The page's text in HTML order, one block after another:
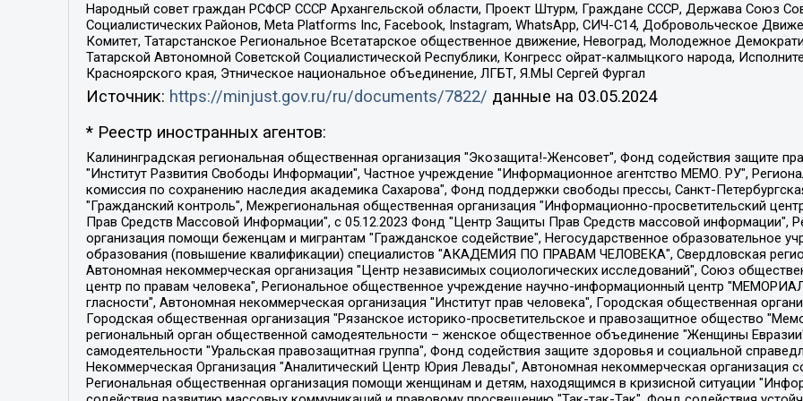
Народный совет граждан РСФСР СССР Архангельской области, Проект Штурм, Граждане СССР, Держава Союз
Социалистических Районов, Meta Platforms Inc, Facebook, Instagram, WhatsApp, СИЧ-С14, Добровольческое
Комитет, Татарстанское Региональное Всетатарское общественное движение, Невоград, Молодежное
Татарской Автономной Советской Социалистической Республики, Конгресс ойрат-калмыцкого народа,
Красноярского края, Этническое национальное объединение, ЛГБТ, Я.МЫ Сергей Фургал
Источник: https://minjust.gov.ru/ru/documents/7822/ данные на 03.05.2024
* Реестр иностранных агентов:
Калининградская региональная общественная организация "Экозащита!-Женсовет", Фонд содействия защите прав и свобод граждан "Общественный вердикт", Фонд "Институт Развития Свободы Информации", Частное учреждение "Информационное агентство МЕМО. РУ", Региональная общественная организация "Общественная комиссия по сохранению наследия академика Сахарова", Фонд поддержки свободы прессы, Санкт-Петербургская общественная правозащитная организация "Гражданский контроль", Межрегиональная общественная организация "Информационно-просветительский центр "Мемориал", Региональный Фонд "Центр Защиты Прав Средств Массовой Информации", с 05.12.2023 Фонд "Центр Защиты Прав Средств массовой информации", Региональная общественная благотворительная организация помощи беженцам и мигрантам "Гражданское содействие", Негосударственное образовательное учреждение дополнительного профессионального образования (повышение квалификации) специалистов "АКАДЕМИЯ ПО ПРАВАМ ЧЕЛОВЕКА", Свердловская региональная общественная организация "Сутяжник", Автономная некоммерческая организация "Центр независимых социологических исследований", Союз общественных объединений "Российский исследовательский центр по правам человека", Региональное общественное учреждение научно-информационный центр "МЕМОРИАЛ", Некоммерческая организация "Фонд защиты гласности", Автономная некоммерческая организация "Институт прав человека", Городская общественная организация "Екатеринбургское общество "МЕМОРИАЛ", Городская общественная организация "Рязанское историко-просветительское и правозащитное общество "Мемориал" (Рязанский Мемориал), Челябинский региональный орган общественной самодеятельности – женское общественное объединение "Женщины Евразии", Челябинский региональный орган общественной самодеятельности "Уральская правозащитная группа", Фонд содействия защите здоровья и социальной справедливости имени Андрея Рылькова, Автономная Некоммерческая Организация "Аналитический Центр Юрия Левады", Автономная некоммерческая организация социальной поддержки населения "Проект Апрель", Региональная общественная организация помощи женщинам и детям, находящимся в кризисной ситуации "Информационно-методический центр "Анна", Фонд содействия развитию массовых коммуникаций и правовому просвещению "Так-так-Так", Фонд содействия устойчивому развитию "Серебряная тайга", Свердловский региональный общественный фонд социальных проектов "Новое время", "Idel.Реалии", Кавказ.Реалии, Крым.Реалии, Телеканал Настоящее Время, Татаро-башкирская служба Радио Свобода (Azatliq Radiosi), Радио Свободная Европа/Радио Свобода (PCE/PC), "Сибирь.Реалии", "Фактограф", Благотворительный фонд помощи осужденным и их семьям, Автономная некоммерческая организация "Институт глобализации и социальных движений", Фонд "В защиту прав заключенных", Частное учреждение "Центр поддержки и содействия развитию средств массовой информации", Пензенский региональный общественный благотворительный фонд "Гражданский союз", "Север.Реалии", Некоммерческая организация Фонд "Правовая инициатива", Общество с ограниченной ответственностью "Радио Свободная Европа/Радио Свобода", Чешское информационное агентство "MEDIUM-ORIENT", Красноярская региональная общественная организация "Мы против СПИДа", Камалягин Денис Николаевич, Маркелов Сергей Евгеньевич, Пономарев Лев Александрович, Савицкая Людмила Алексеевна, Автономная некоммерческая организация "Центр по работе с проблемой насилия "НАСИЛИЮ.НЕТ", Межрегиональный профессиональный союз работников здравоохранения "Альянс врачей", Юридическое лицо, зарегистрированное в Латвийской Республике, SIA "Medusa Project" (регистрационный номер 40103797863, дата регистрации 10.06.2014), Некоммерческая организация "Фонд по борьбе с коррупцией", Автономная некоммерческая организация "Институт права и публичной политики", Баданин Роман Сергеевич, Гликин Максим Александрович, Железнова Мария Михайловна, Лукьянова Юлия Сергеевна, Маетная Елизавета Витальевна, Маняхин Петр Борисович, Чуракова Ольга Владимировна, Ярош Юлия Петровна, Юридическое лицо "The Insider SIA", зарегистрированное в Риге, Латвийская Республика (дата регистрации 26.06.2015), являющееся администратором доменного имени интернет-издания "The Insider SIA", https://theins.ru, Постернак Алексей Евгеньевич, Рубин Михаил Аркадьевич, Анин Роман Александрович, Юридическое лицо Istories fonds, зарегистрированное в Латвийской Республике (регистрационный номер 50008295751, дата регистрации 24.02.2020), Великовский Дмитрий Александрович, Долинина Ирина Николаевна, Мароховская Алеся Алексеевна, Шлейнов Роман Юрьевич, Шмагун Олеся Валентиновна, Общество с ограниченной ответственностью "Альтаир 2021", Общество с ограниченной ответственностью "Вега 2021", Общество с ограниченной ответственностью "Главный редактор 2021", Общество с ограниченной ответственностью "Ромашки монолит", Важенков Артем Валерьевич, Ивановская областная общественная организация "Центр гендерных исследований", Гурман Юрий Альбертович, Медиапроект "ОВД-Инфо", Егоров Владимир Владимирович, Жилинский Владимир Александрович, Общество с ограниченной ответственностью "ЗП", Иванова София Юрьевна, Карезина Инна Павловна, Кильтау Екатерина Викторовна, Петров Алексей Викторович, Пискунов Сергей Евгеньевич, Смирнов Сергей Сергеевич, Тихонов Михаил Сергеевич, Общество с ограниченной ответственностью "ЖУРНАЛИСТ-ИНОСТРАННЫЙ АГЕНТ", Арапова Галина Юрьевна, Вольтская Татьяна Анатольевна, Американская компания "Mason G.E.S. Anonymous Foundation" (США), являющаяся владельцем интернет-издания https://mnews.world/, Компания "Stichting Bellingcat", зарегистрированная в Нидерландах (дата регистрации 11.07.2018), Захаров Андрей Вячеславович, Клепиковская Екатерина Дмитриевна, Общество с ограниченной ответственностью "МЕМО", Перл Роман Александрович, Симонов Евгений Алексеевич, Соловьева Елена Анатольевна, Сотников Даниил Владимирович, Сурначева Елизавета Дмитриевна, Автономная некоммерческая организация по защите прав человека и информированию населения "Якутия – Наше Мнение", Общество с ограниченной ответственностью "Москоу диджитал медиа", с 26.01.2023 Общество с ограниченной ответственностью "Чайка Белые сады", Ветошкина Валерия Валерьевна, Заговора Максим Александрович, Межрегиональное общественное движение "Российская ЛГБТ - сеть", Оленичев Максим Владимирович, Павлов Иван Юрьевич, Скворцова Елена Сергеевна, Общество с ограниченной ответственностью "Как бы инагент", Кочетков Игорь Викторович, Общество с ограниченной ответственностью "Честные выборы", Еланчик Олег Александрович, Общество с ограниченной ответственностью "Нобелевский призыв", Гималова Регина Эмилевна, Григорьев Андрей Валерьевич, Григорьева Алина Александровна, Ассоциация по содействию защите прав призывников, альтернативнослужащих и военнослужащих "Правозащитная группа